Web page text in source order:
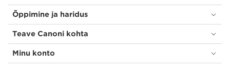
Õppimine ja haridus
Teave Canoni kohta
Minu konto